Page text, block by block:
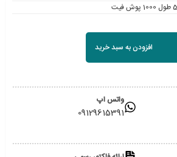
افزودن به سبد خرید
واتس اپ
09129615391